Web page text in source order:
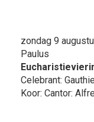
zondag 9
Paulus
Celebrant:
Koor: Cantor: